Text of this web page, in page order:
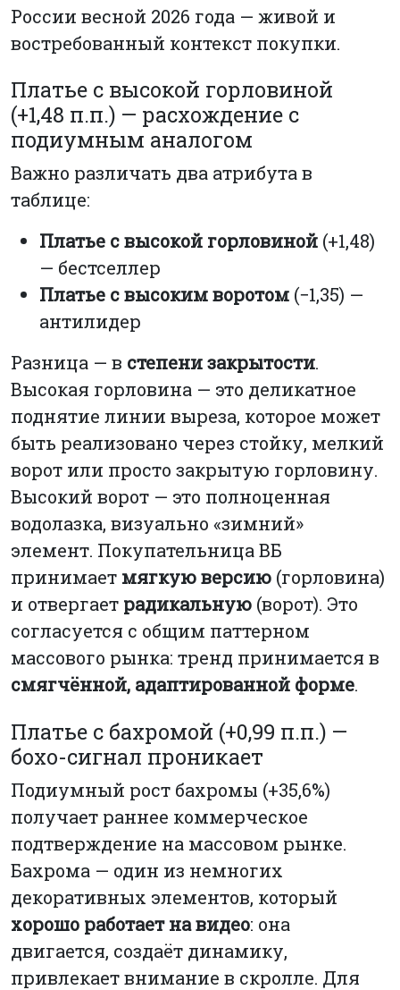
России весной 2026 года — живой и
востребованный контекст покупки.
Платье с высокой горловиной
(+1,48 п.п.) — расхождение с
подиумным аналогом
Важно различать два атрибута в
таблице:
Платье с высокой горловиной (+1,48)
— бестселлер
Платье с высоким воротом (−1,35) —
антилидер
Разница — в степени закрытости.
Высокая горловина — это деликатное
поднятие линии выреза, которое может
быть реализовано через стойку, мелкий
ворот или просто закрытую горловину.
Высокий ворот — это полноценная
водолазка, визуально «зимний»
элемент. Покупательница ВБ
принимает мягкую версию (горловина)
и отвергает радикальную (ворот). Это
согласуется с общим паттерном
массового рынка: тренд принимается в
смягчённой, адаптированной форме.
Платье с бахромой (+0,99 п.п.) —
бохо-сигнал проникает
Подиумный рост бахромы (+35,6%)
получает раннее коммерческое
подтверждение на массовом рынке.
Бахрома — один из немногих
декоративных элементов, который
хорошо работает на видео: она
двигается, создаёт динамику,
привлекает внимание в скролле. Для